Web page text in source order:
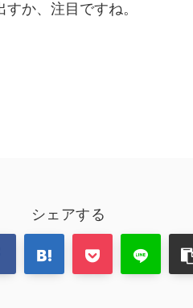
か、注目ですね。
シェアする